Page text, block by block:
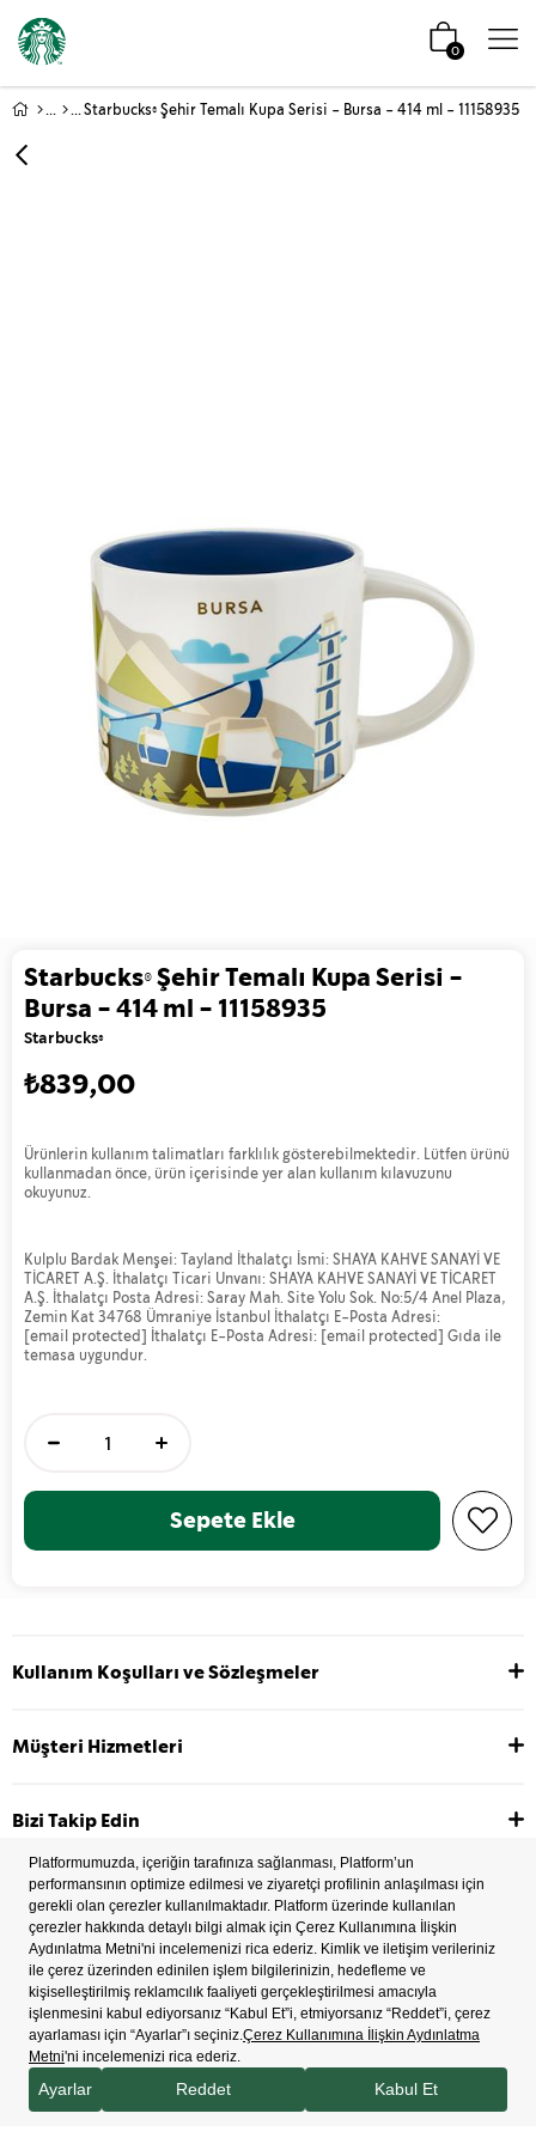
0
Starbucks® Şehir Temalı Kupa Serisi - Bursa - 414 ml - 11158935
Starbucks® Şehir Temalı Kupa Serisi -
Bursa - 414 ml - 11158935
Starbucks®
₺839,00
Ürünlerin kullanım talimatları farklılık gösterebilmektedir. Lütfen ürünü
kullanmadan önce, ürün içerisinde yer alan kullanım kılavuzunu
okuyunuz.
Kulplu Bardak Menşei: Tayland İthalatçı İsmi: SHAYA KAHVE SANAYİ VE
TİCARET A.Ş. İthalatçı Ticari Unvanı: SHAYA KAHVE SANAYİ VE TİCARET
A.Ş. İthalatçı Posta Adresi: Saray Mah. Site Yolu Sok. No:5/4 Anel Plaza,
Zemin Kat 34768 Ümraniye İstanbul İthalatçı E-Posta Adresi:
[email protected] İthalatçı E-Posta Adresi: [email protected] Gıda ile
temasa uygundur.
Kullanım Koşulları ve Sözleşmeler
Müşteri Hizmetleri
Bizi Takip Edin
2022 Copyright © Tüm hakları saklıdır.
İşlem Rehberi
Çerez Tercihleri
Bilgi Toplum Hizmetleri